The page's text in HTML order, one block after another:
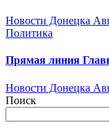
Новости Донецка
Политика
Прямая линия
Новости Донецка
Поиск